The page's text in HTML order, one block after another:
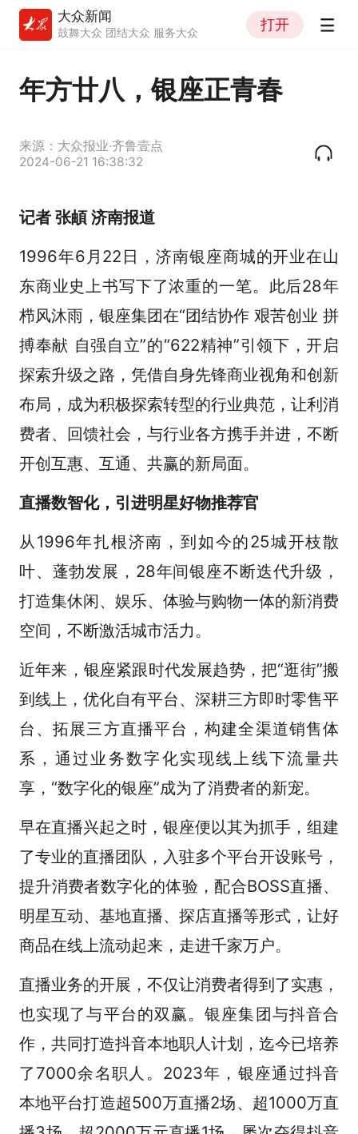
大众新闻
鼓舞大众 团结大众 服务大众
打开
年方廿八，银座正青春
来源：大众报业·齐鲁壹点
2024-06-21 16:38:32
记者 张頔 济南报道
1996年6月22日，济南银座商城的开业在山
东商业史上书写下了浓重的一笔。此后28年
栉风沐雨，银座集团在“团结协作 艰苦创业 拼
搏奉献 自强自立”的“622精神”引领下，开启
探索升级之路，凭借自身先锋商业视角和创新
布局，成为积极探索转型的行业典范，让利消
费者、回馈社会，与行业各方携手并进，不断
开创互惠、互通、共赢的新局面。
直播数智化，引进明星好物推荐官
从1996年扎根济南，到如今的25城开枝散
叶、蓬勃发展，28年间银座不断迭代升级，
打造集休闲、娱乐、体验与购物一体的新消费
空间，不断激活城市活力。
近年来，银座紧跟时代发展趋势，把“逛街”搬
到线上，优化自有平台、深耕三方即时零售平
台、拓展三方直播平台，构建全渠道销售体
系，通过业务数字化实现线上线下流量共
享，“数字化的银座”成为了消费者的新宠。
早在直播兴起之时，银座便以其为抓手，组建
了专业的直播团队，入驻多个平台开设账号，
提升消费者数字化的体验，配合BOSS直播、
明星互动、基地直播、探店直播等形式，让好
商品在线上流动起来，走进千家万户。
直播业务的开展，不仅让消费者得到了实惠，
也实现了与平台的双赢。银座集团与抖音合
作，共同打造抖音本地职人计划，迄今已培养
了7000余名职人。2023年，银座通过抖音
本地平台打造超500万直播2场、超1000万直